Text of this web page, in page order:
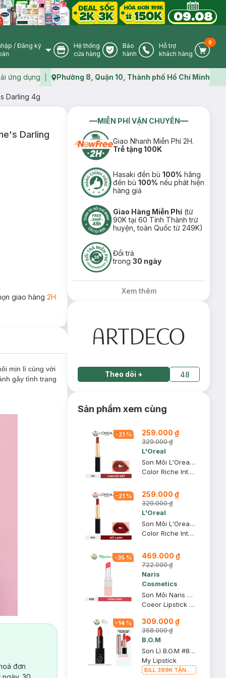
User Icon
/ Đăng ký
Store Icon
Hệ thống
cửa hàng
Warranty Icon
Bảo
hành
Phone Icon
Hỗ trợ
khách hàng
Cart
0
ứng dụng Map icon
Phường 8, Quận 10, Thành phố Hồ Chí Minh
Darling 4g
Darling
giao hàng 2H
mịn lì cùng với
gây tình trạng
đơn
MIỄN PHÍ VẬN CHUYỂN
Giao Nhanh Miễn Phí 2H.
Trễ tặng 100K
Hasaki đền bù100% hãng
đền bù100% nếu phát hiện
hàng giả
Giao Hàng Miễn Phí (từ
90K tại 60 Tỉnh Thành trừ
huyện, toàn Quốc từ 249K)
Đổi trả
trong30 ngày
Xem thêm
Theo dõi + 48
Sản phẩm xem cùng
-21% 259.000 ₫
329.000 ₫
L'Oreal
Son Môi L'Oreal Mịn Lì 129 I Lead - Cam Đỏ Đất 1.7g
Color Riche Intense Volume Matte
-21% 259.000 ₫
329.000 ₫
L'Oreal
Son Môi L'Oreal Mịn Lì Căng Mướt 666 I Win - Đỏ Lạnh 1.7g
Color Riche Intense Volume Matte
-35% 469.000 ₫
722.000 ₫
Naris
Cosmetics
Son Môi Naris Cosmetics Coeor P03 Hồng Đào 3.2g
Coeor Lipstick P03
-14 % 309.000 ₫
358.000 ₫
B.O.M
Son Lì B.O.M #808 My Warm Red - Đỏ Đất 3.5g
My Lipstick
BILL 399K TẶNG